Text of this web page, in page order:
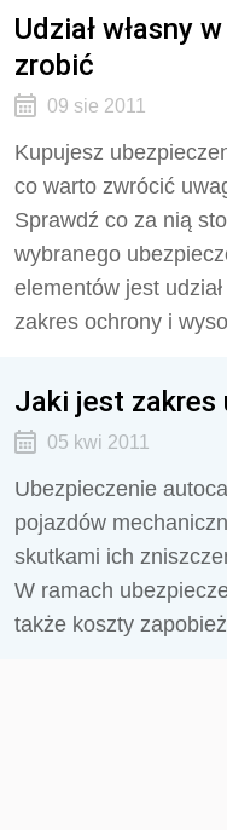
Udział własny
zrobić
09 sie 2011
Kupujesz
co warto zwrócić
Sprawdź co za nią
wybranego
elementów jest
zakres ochrony i
Jaki jest zakres
05 kwi 2011
Ubezpieczenie
pojazdów
skutkami ich
W ramach
także koszty